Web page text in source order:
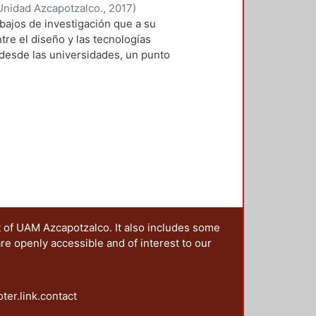
enlaza directamen¬te la
puesta en práctica de
aulas, Marco Ferruzca
revitalizar y mejorar la
para profundizar en
soluciones. En los dos últimos
lo largo del cuarto, Itzel Sainz
electrónica, cuyo proceso
respecto a los actores
de la comunicación gráfica
Azcapotzalco., 2017)
Adrián;Lopez-Martinez,
Ramsses;Sainz, Itzel;Zafra
de investigación que a su
el diseño y las tecnologías
las universidades, un punto
Jornada”, dirigido por la Mtra.
de Ramses Román
López y un servidor; el
más objetivos que los
UAM Azcapotzalco. It also includes some
openly accessible and of interest to our